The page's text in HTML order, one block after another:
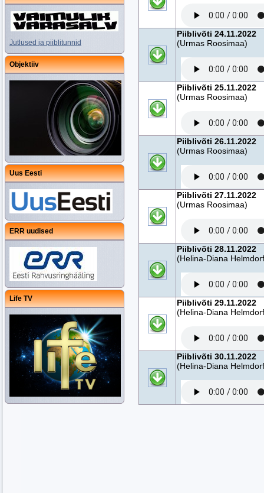
Jutlused ja piiblitunnid
Objektiiv
Uus Eesti
ERR uudised
Life TV
Piiblivõti 24.11.2022
(Urmas Roosimaa)
Piiblivõti 25.11.2022
(Urmas Roosimaa)
Piiblivõti 26.11.2022
(Urmas Roosimaa)
Piiblivõti 27.11.2022
(Urmas Roosimaa)
Piiblivõti 28.11.2022
(Helina-Diana
Piiblivõti 29.11.2022
(Helina-Diana
Piiblivõti 30.11.2022
(Helina-Diana